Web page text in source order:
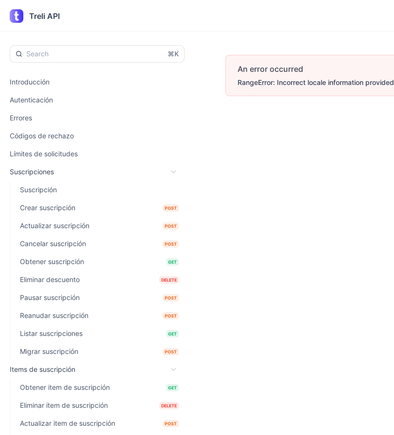
Treli API
⌘K
Introducción
Autenticación
Errores
Códigos de rechazo
Límites de solicitudes
Suscripciones
Suscripción
Crear suscripción POST
Actualizar suscripción POST
Cancelar suscripción POST
Obtener suscripción GET
Eliminar descuento DELETE
Pausar suscripción POST
Reanudar suscripción POST
Listar suscripciones GET
Migrar suscripción POST
Items de suscripción
Obtener item de suscripción GET
Eliminar item de suscripción DELETE
Actualizar item de suscripción POST
An error occurred
RangeError: Incorrect locale information provided